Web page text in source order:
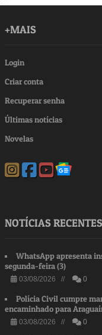
+MAIS
Login
Criar conta
Recuperar senha
Últimas notícias
Novelas
NOTÍCIAS RECENTES
WhatsApp apresenta
segunda-feira (3)
03/08/2026 // 0
Polícia Civil cumpre
encaminhado para
03/08/2026 // 0